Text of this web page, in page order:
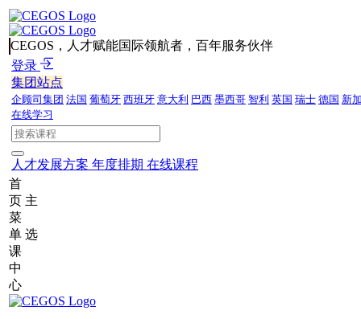
CEGOS，人才赋能国际领航者，百年服务伙伴
登录
集团站点
企顾司集团 法国 葡萄牙 西班牙 意大利 巴西 墨西哥 智利 英国 瑞士 德国 新
在线学习
人才发展方案 年度排期 在线课程
首
页 主
菜
单 选
课
中
心